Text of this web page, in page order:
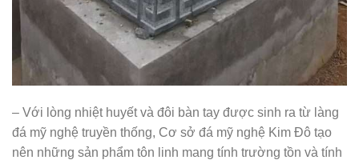
– Với lòng nhiệt huyết và đôi bàn tay được sinh ra từ làng
đá mỹ nghệ truyền thống, Cơ sở đá mỹ nghệ Kim Đô tạo
nên những sản phẩm tôn linh mang tính trường tồn và tính